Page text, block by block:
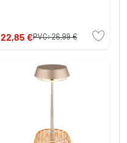
22,85 €PVC:26,99 €